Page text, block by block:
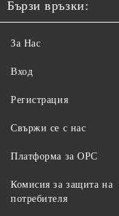
Бързи връзки:
За Нас
Вход
Регистрация
Свържи се с нас
Платформа за ОРС
Комисия за защита на
потребителя